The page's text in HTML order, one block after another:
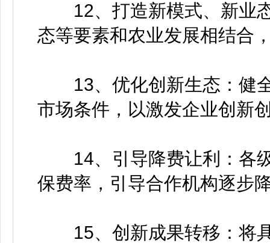
12、打造新模式、新业态
态等要素和农业发展相结合
13、优化创新生态：健全
市场条件，以激发企业创新
14、引导降费让利：各级
保费率，引导合作机构逐步
15、创新成果转移：将具